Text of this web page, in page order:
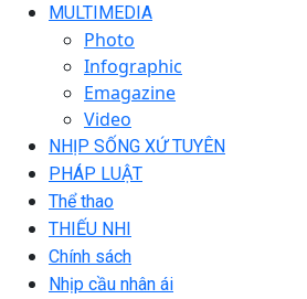
MULTIMEDIA
Photo
Infographic
Emagazine
Video
NHỊP SỐNG XỨ TUYÊN
PHÁP LUẬT
Thể thao
THIẾU NHI
Chính sách
Nhịp cầu nhân ái